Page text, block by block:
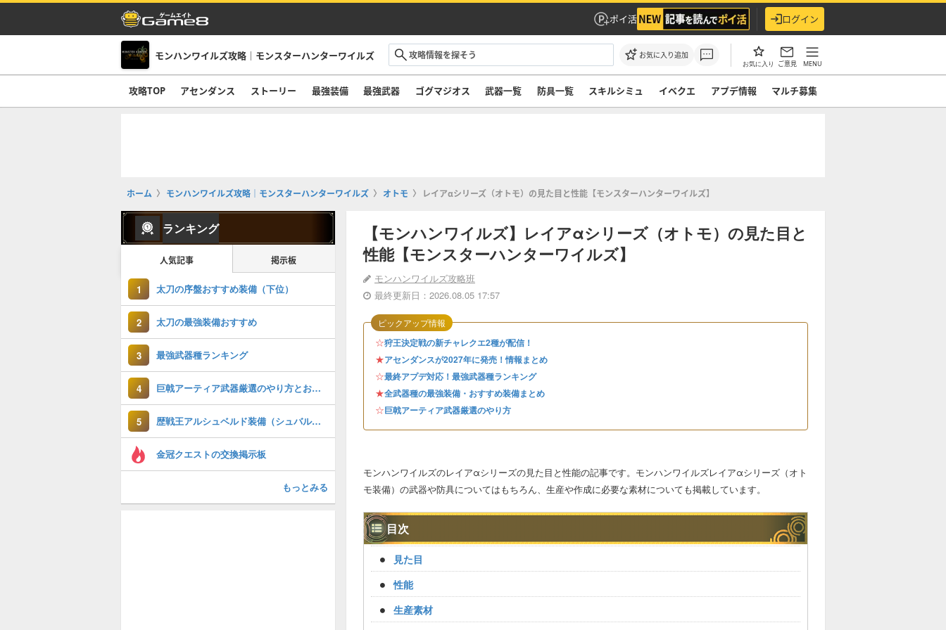
ポイ活 ログイン
モンハンワイルズ攻略｜モンスターハンターワイルズ お気に入り追加
お気に入り ご意見 MENU
攻略TOP アセンダンス ストーリー 最強装備 最強武器 ゴグマジオス 武器一覧 防具一覧 スキルシミュ イベクエ アプデ情報 マルチ募集
ホーム モンハンワイルズ攻略｜モンスターハンターワイルズ オトモ レイアαシリーズ（オトモ）の見た目と性能【モンスターハンターワイルズ】
【モンハンワイルズ】レイアαシリーズ（オトモ）の見た目と
性能【モンスターハンターワイルズ】
モンハンワイルズ攻略班
最終更新日：2026.08.05 17:57
☆狩王決定戦の新チャレクエ2種が配信！
★アセンダンスが2027年に発売！情報まとめ
☆最終アプデ対応！最強武器種ランキング
★全武器種の最強装備・おすすめ装備まとめ
☆巨戟アーティア武器厳選のやり方
ピックアップ情報
モンハンワイルズのレイアαシリーズの見た目と性能の記事です。モンハンワイルズレイアαシリーズ（オト
モ装備）の武器や防具についてはもちろん、生産や作成に必要な素材についても掲載しています。
目次
見た目
性能
生産素材
ランキング
人気記事 掲示板
1 太刀の序盤おすすめ装備（下位）
2 太刀の最強装備おすすめ
3 最強武器種ランキング
4 巨戟アーティア武器厳選のやり方とおすすめスキル
5 歴戦王アルシュベルド装備（シュバルカγ）のスキルと性能
金冠クエストの交換掲示板
もっとみる